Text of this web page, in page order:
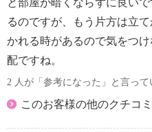
るのですが、もう片方は立
かれる時があるので気をつ
配ですね。
2 人が「参考になった」と言って
このお客様の他のクチコ